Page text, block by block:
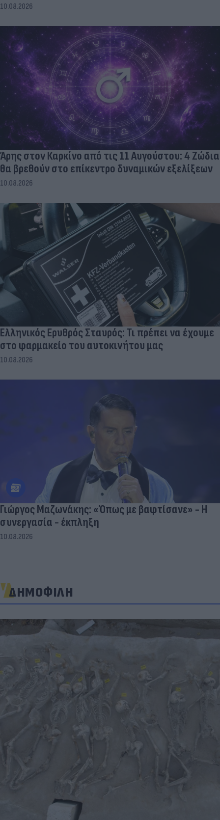
10.08.2026
Άρης στον Καρκίνο από τις 11 Αυγούστου: 4 Ζώδια
θα βρεθούν στο επίκεντρο δυναμικών εξελίξεων
10.08.2026
Ελληνικός Ερυθρός Σταυρός: Τι πρέπει να έχουμε
στο φαρμακείο του αυτοκινήτου μας
10.08.2026
Γιώργος Μαζωνάκης: «Όπως με βαφτίσανε» - Η
συνεργασία - έκπληξη
10.08.2026
ΔΗΜΟΦΙΛΗ